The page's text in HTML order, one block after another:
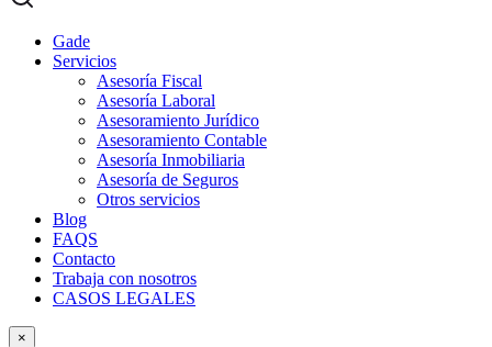
Gade
Servicios
Asesoría Fiscal
Asesoría Laboral
Asesoramiento Jurídico
Asesoramiento Contable
Asesoría Inmobiliaria
Asesoría de Seguros
Otros servicios
Blog
FAQS
Contacto
Trabaja con nosotros
CASOS LEGALES
×